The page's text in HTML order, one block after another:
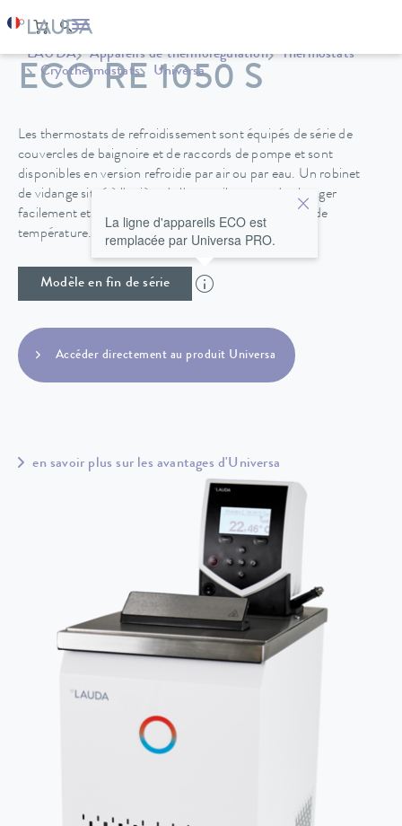
LAUDA Appareils de thermorégulation
Thermostats
Cryothermostats
Universa
ECO RE 1050 S
Les thermostats de refroidissement sont équipés de série de
couvercles de baignoire et de raccords de pompe et sont
disponibles en version refroidie par air ou par eau. Un robinet
de vidange situé à l'arrière de l'appareil permet de changer
facilement et en toute sécurité le fluide de régulation de
température.
Modèle en fin de série
La ligne d'appareils ECO est
remplacée par Universa PRO.
Accéder directement au produit Universa
en savoir plus sur les avantages d'Universa